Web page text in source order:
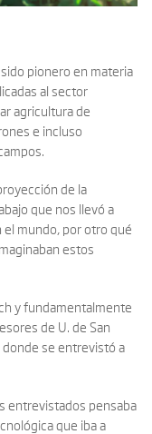
pionero en materia
al sector
agricultura de
e incluso
de la
que nos llevó a
el mundo, por otro qué
estos
y fundamentalmente
de U. de San
donde se entrevistó a
entrevistados pensaba
que iba a